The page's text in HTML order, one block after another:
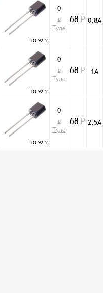
TO-92-2
0
в
Туле
68 Р 0,8А
TO-92-2
0
в
Туле
68 Р 1А
TO-92-2
0
в
Туле
68 Р 2,5А